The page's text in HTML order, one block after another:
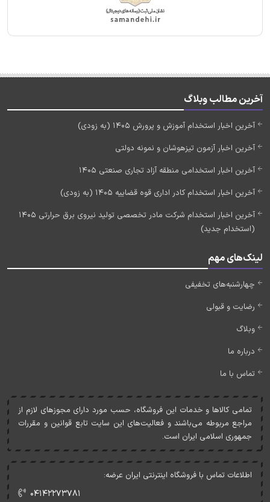
آخرین مطالب وبلاگ
آخرین اخبار استخدام آموزش و پرورش 1405 (به زودی)
آخرین اخبار آزمون تیزهوشان و نمونه دولتی
آخرین اخبار استخدامی منطقه آزاد تجاری صنعتی 1405
آخرین اخبار استخدام کادر اداری قوه قضاییه 1405 (به زودی)
آخرین اخبار استخدام شرکت مادر تخصصی تولید نیروی برق حرارتی 1405
(استخدام جدید)
لینک‌های مهم
چهارشنبه‌های تخفیفی
رضایت و قبولی
وبلاگ
درباره ما
تماس با ما
تمامی کالاها و خدمات اين فروشگاه، حسب مورد دارای مجوزهای لازم از
مراجع مربوطه می‌باشند و فعاليت‌های اين سايت تابع قوانين و مقررات
جمهوری اسلامی ايران است.
اطلاعات تماس با فروشگاه اینترنتی ایران عرضه:
۰۴۱۴۲۲۷۳۷۸۱